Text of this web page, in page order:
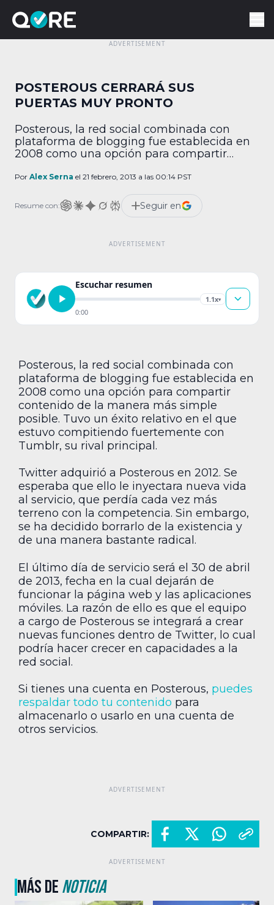
POSTEROUS CERRARÁ SUS
PUERTAS MUY PRONTO
Posterous, la red social combinada con
plataforma de blogging fue establecida en
2008 como una opción para compartir
Tuvo un éxito relativo en el que estuvo
rival principal. Twitter adquirió a Posterous
en 2012. Se esperaba que ello le inyectara
Por Alex Serna el 21 febrero, 2013 a las 00:14 PST
Resume con: Seguir en
Escuchar resumen
1.1x▾
0:00
Posterous, la red social combinada con
plataforma de blogging fue establecida en
2008 como una opción para compartir
contenido de la manera más simple
posible. Tuvo un éxito relativo en el que
estuvo compitiendo fuertemente con
Tumblr, su rival principal.
Twitter adquirió a Posterous en 2012. Se
esperaba que ello le inyectara nueva vida
al servicio, que perdía cada vez más
terreno con la competencia. Sin embargo,
se ha decidido borrarlo de la existencia y
de una manera bastante radical.
El último día de servicio será el 30 de abril
de 2013, fecha en la cual dejarán de
funcionar la página web y las aplicaciones
móviles. La razón de ello es que el equipo
a cargo de Posterous se integrará a crear
nuevas funciones dentro de Twitter, lo cual
podría hacer crecer en capacidades a la
red social.
Si tienes una cuenta en Posterous, puedes
respaldar todo tu contenido para
almacenarlo o usarlo en una cuenta de
otros servicios.
COMPARTIR:
MÁS DENOTICIA